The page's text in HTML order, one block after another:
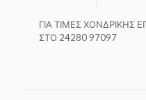
ΓΙΑ ΤΙΜΕΣ ΧΟΝΔΡΙΚΗΣ
ΣΤΟ 24280 97097